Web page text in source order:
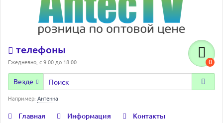
телефоны
Ежедневно, с 9:00 до 18:00 0
Везде
Например: Антенна
Главная Информация
Контакты